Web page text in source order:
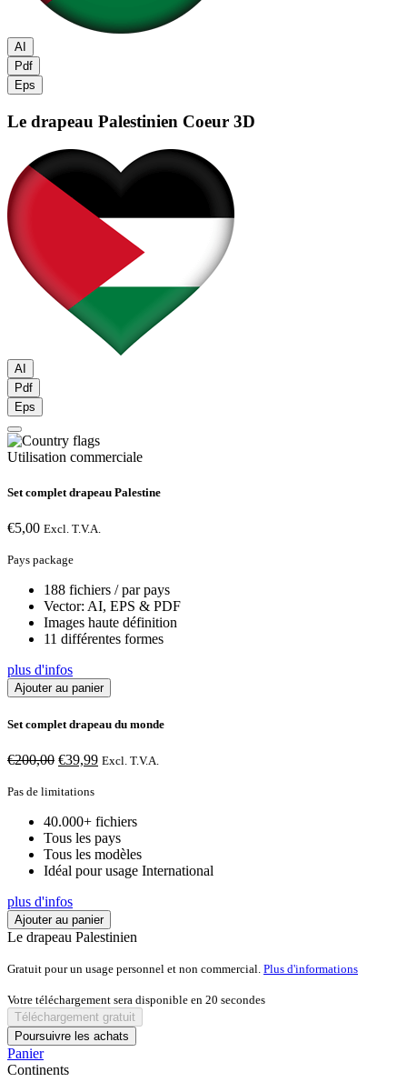
AI
Pdf
Eps
Le drapeau Palestinien Coeur 3D
AI
Pdf
Eps
Utilisation commerciale
Set complet drapeau Palestine
€5,00 Excl. T.V.A.
Pays package
188 fichiers / par pays
Vector: AI, EPS & PDF
Images haute définition
11 différentes formes
plus d'infos
Ajouter au panier
Set complet drapeau du monde
€200,00 Le
initial
€200,00.
€39,99Le
€39,99.
Excl. T.V.A.
Pas de limitations
40.000+ fichiers
Tous les pays
Tous les modèles
Idéal pour usage International
plus d'infos
Ajouter au panier
Le drapeau Palestinien
Gratuit pour un usage personnel et non commercial. Plus d'informations
Votre téléchargement sera disponible en 20 secondes
Téléchargement gratuit
Poursuivre les achats
Panier
Continents